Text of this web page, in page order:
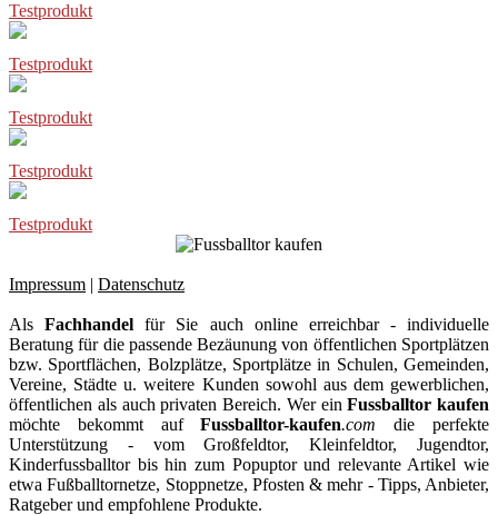
Testprodukt
Testprodukt
Testprodukt
Testprodukt
Testprodukt
Impressum | Datenschutz
AlsFachhandel für Sie auch online erreichbar - individuelle
Beratung für die passende Bezäunung von öffentlichen Sportplätzen
bzw. Sportflächen, Bolzplätze, Sportplätze in Schulen, Gemeinden,
Vereine, Städte u. weitere Kunden sowohl aus dem gewerblichen,
öffentlichen als auch privaten Bereich. Wer einFussballtor kaufen
möchte bekommt aufFussballtor-kaufen.com die perfekte
Unterstützung - vom Großfeldtor, Kleinfeldtor, Jugendtor,
Kinderfussballtor bis hin zum Popuptor und relevante Artikel wie
etwa Fußballtornetze, Stoppnetze, Pfosten & mehr - Tipps, Anbieter,
Ratgeber und empfohlene Produkte.